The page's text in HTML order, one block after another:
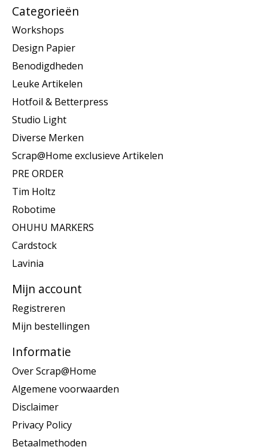
Categorieën
Workshops
Design Papier
Benodigdheden
Leuke Artikelen
Hotfoil & Betterpress
Studio Light
Diverse Merken
Scrap@Home exclusieve Artikelen
PRE ORDER
Tim Holtz
Robotime
OHUHU MARKERS
Cardstock
Lavinia
Mijn account
Registreren
Mijn bestellingen
Informatie
Over Scrap@Home
Algemene voorwaarden
Disclaimer
Privacy Policy
Betaalmethoden